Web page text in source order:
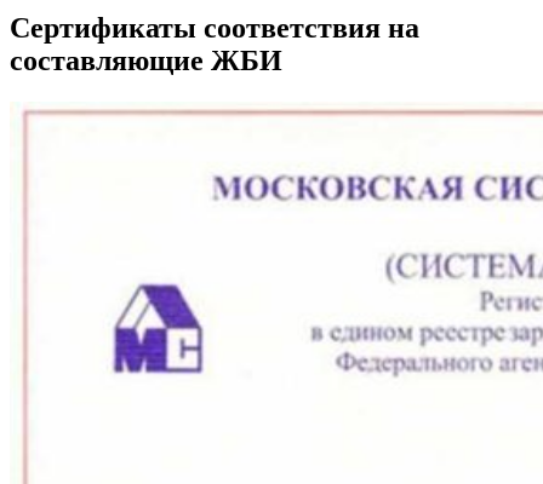
Сертификаты соответствия на
составляющие ЖБИ